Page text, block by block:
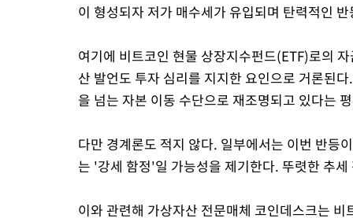
이 형성되자 저가 매수세가 유입되며 탄력적인
여기에 비트코인 현물 상장지수펀드(ETF)로의
산 발언도 투자 심리를 지지한 요인으로 거론된
을 넘는 자본 이동 수단으로 재조명되고 있다는
다만 경계론도 적지 않다. 일부에서는 이번 반등
는 '강세 함정'일 가능성을 제기한다. 뚜렷한 추
이와 관련해 가상자산 전문매체 코인데스크는